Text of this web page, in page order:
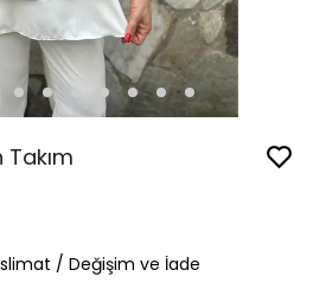
/ Değişim ve İade